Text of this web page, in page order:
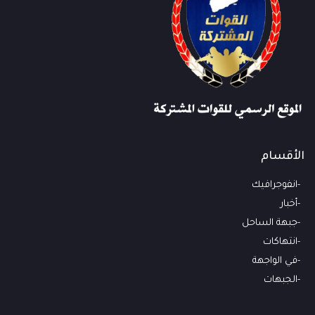
الأقسام
انفوجرافيك
أخبار
جبهة الساحل
انتهاكات
في الواجهة
الجبهات